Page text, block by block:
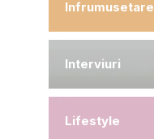
Infrumusetare
Interviuri
Lifestyle